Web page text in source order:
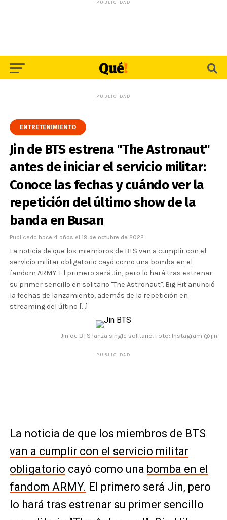
PUBLICIDAD
PUBLICIDAD
ENTRETENIMIENTO
Jin de BTS estrena "The Astronaut"
antes de iniciar el servicio militar:
Conoce las fechas y cuándo ver la
repetición del último show de la
banda en Busan
Publicado hace 4 años el 19 de octubre de 2022
La noticia de que los miembros de BTS van a cumplir con el
servicio militar obligatorio cayó como una bomba en el
fandom ARMY. El primero será Jin, pero lo hará tras estrenar
su primer sencillo en solitario "The Astronaut". Big Hit anunció
la fechas de lanzamiento, además de la repetición en
streaming del últino […]
Jin de BTS lanza single solitario. Foto: Instagram @jin
PUBLICIDAD
La noticia de que los miembros de BTS
van a cumplir con el servicio militar
obligatorio cayó como una bomba en el
fandom ARMY. El primero será Jin, pero
lo hará tras estrenar su primer sencillo